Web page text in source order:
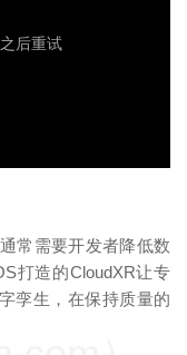
常需要开发者降低数
打造的CloudXR让专
孪生，在保持质量的
）